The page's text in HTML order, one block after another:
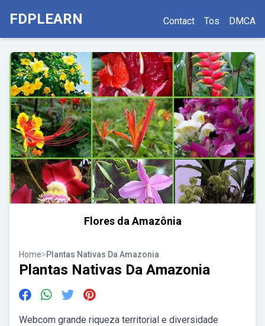
FDPLEARN Contact Tos DMCA
Flores da Amazônia
Home>Plantas Nativas Da Amazonia
Plantas Nativas Da Amazonia
Webcom grande riqueza territorial e diversidade